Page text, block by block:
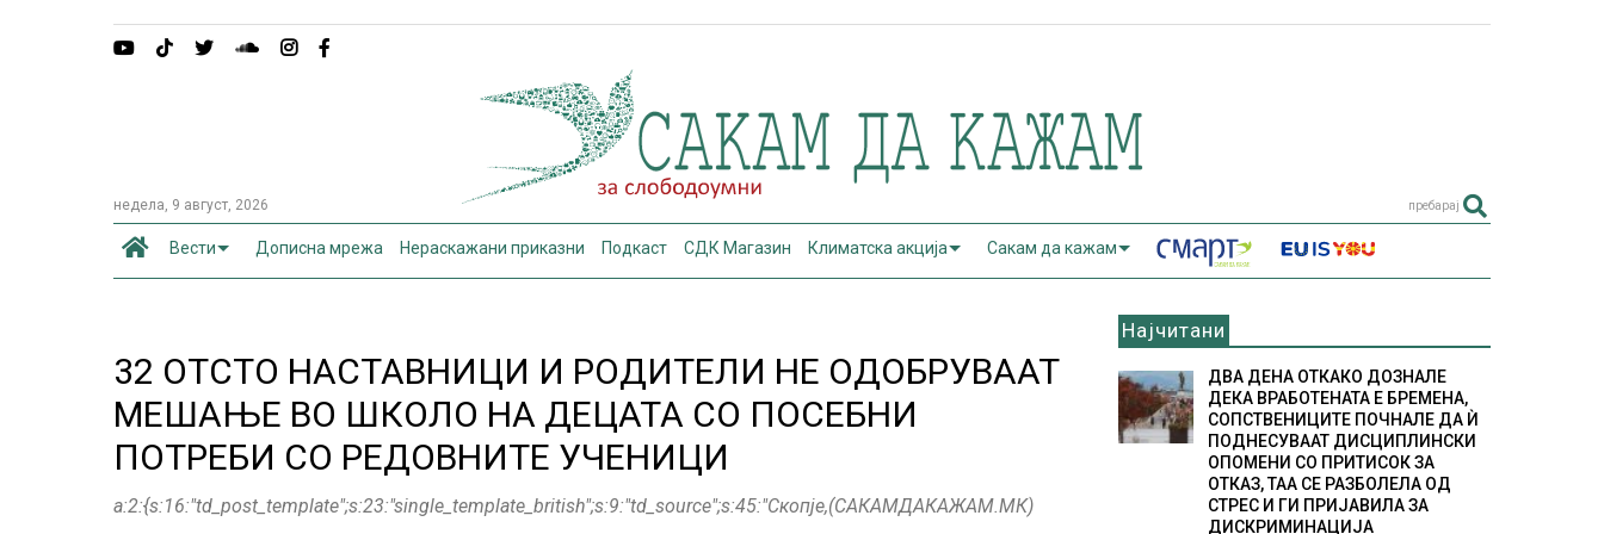
недела, 9 август, 2026 пребарај
Вести Дописна мрежа Нераскажани приказни Подкаст СДК Магазин Климатска акција Сакам да кажам
32 ОТСТО НАСТАВНИЦИ И РОДИТЕЛИ НЕ ОДОБРУВААТ
МЕШАЊЕ ВО ШКОЛО НА ДЕЦАТА СО ПОСЕБНИ
ПОТРЕБИ СО РЕДОВНИТЕ УЧЕНИЦИ
a:2:{s:16:"td_post_template";s:23:"single_template_british";s:9:"td_source";s:45:"Скопје,(САКАМДАКАЖАМ.МК)
Најчитани
ДВА ДЕНА ОТКАКО ДОЗНАЛЕ
ДЕКА ВРАБОТЕНАТА Е БРЕМЕНА,
СОПСТВЕНИЦИТЕ ПОЧНАЛЕ ДА Ѝ
ПОДНЕСУВААТ ДИСЦИПЛИНСКИ
ОПОМЕНИ СО ПРИТИСОК ЗА
ОТКАЗ, ТАА СЕ РАЗБОЛЕЛА ОД
СТРЕС И ГИ ПРИЈАВИЛА ЗА
ДИСКРИМИНАЦИЈА